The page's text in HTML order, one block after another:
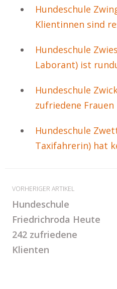
Hundeschule
Klientinnen sind
Hundeschule
Laborant) ist
Hundeschule
zufriedene Frauen
Hundeschule
Taxifahrerin) hat
VORHERIGER ARTIKEL
Hundeschule
Friedrichroda Heute
242 zufriedene
Klienten